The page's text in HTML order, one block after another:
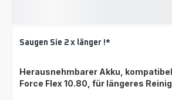
Saugen Sie 2 x länger !*
Herausnehmbarer Akku,
Force Flex 10.80, für längeres